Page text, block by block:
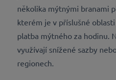
několika mýtnými branami
kterém je v příslušné
platba mýtného za hodinu.
využívají snížené sazby
regionech.